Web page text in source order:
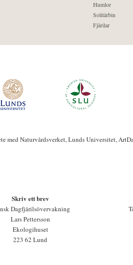
Humlor
Solitärbin
Fjärilar
med Naturvårdsverket, Lunds Universitet,
Skriv ett brev
Dagfjärilsövervakning
Lars Pettersson
Ekologihuset
223 62 Lund